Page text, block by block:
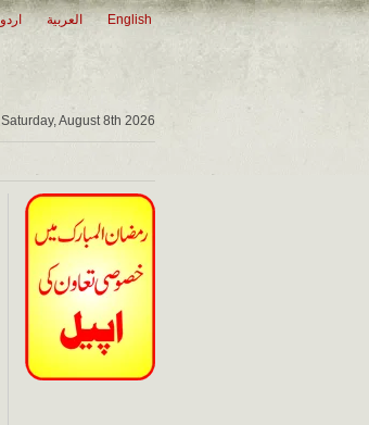
English العربية اردو
Saturday, August 8th 2026